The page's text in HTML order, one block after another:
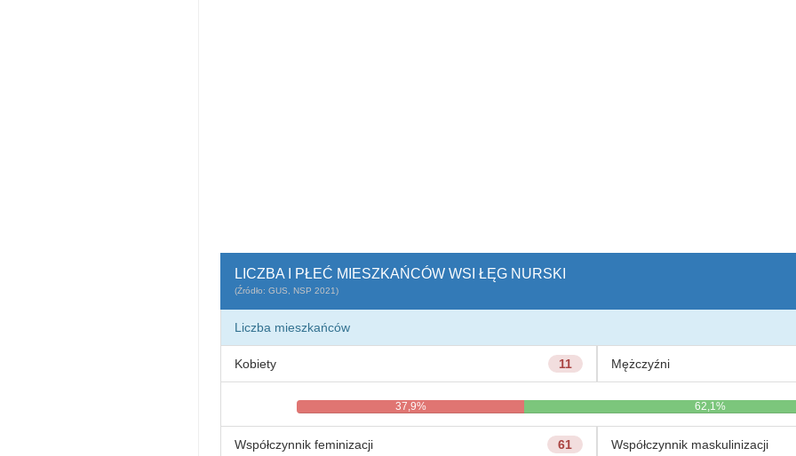
LICZBA I PŁEĆ MIESZKAŃCÓW WSI ŁĘG NURSKI
(Źródło: GUS, NSP 2021)
Liczba mieszkańców
11
Kobiety Mężczyźni
37,9% 62,1%
61
Współczynnik feminizacji Współczynnik maskulinizacji